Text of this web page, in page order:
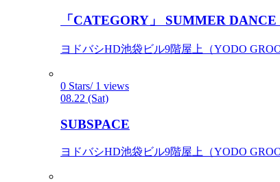
「CATEGORY」 SUMMER
ヨドバシHD池袋ビル9階屋上（YODO
0 Stars/ 1 views
08.22 (Sat)
SUBSPACE
ヨドバシHD池袋ビル9階屋上（YODO